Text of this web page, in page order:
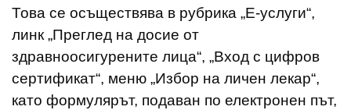
Това се осъществява в рубрика „Е-услуги“,
линк „Преглед на досие от
здравноосигурените лица“, „Вход с цифров
сертификат“, меню „Избор на личен лекар“,
като формулярът, подаван по електронен път,